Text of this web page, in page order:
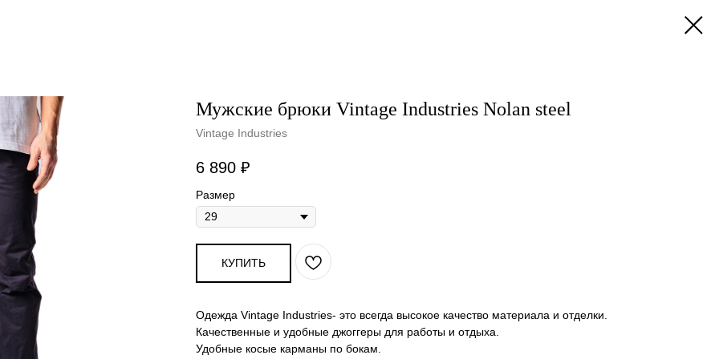
Мужские брюки Vintage Industries Nolan steel
Vintage Industries
6 890 ₽
Размер
КУПИТЬ
Одежда Vintage Industries- это всегда высокое качество материала и отделки.
Качественные и удобные джоггеры для работы и отдыха.
Удобные косые карманы по бокам.